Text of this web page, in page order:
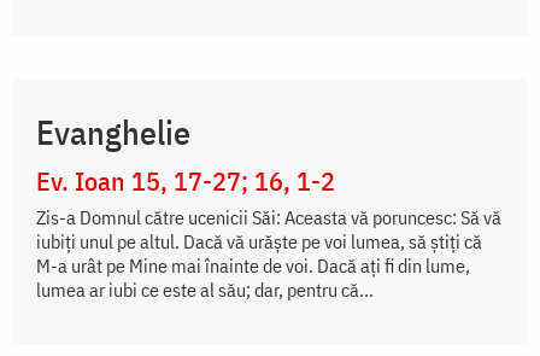
Evanghelie
Ev. Ioan 15, 17-27; 16, 1-2
Zis-a Domnul către ucenicii Săi: Aceasta vă poruncesc: Să vă
iubiți unul pe altul. Dacă vă urăște pe voi lumea, să știți că
M-a urât pe Mine mai înainte de voi. Dacă ați fi din lume,
lumea ar iubi ce este al său; dar, pentru că...